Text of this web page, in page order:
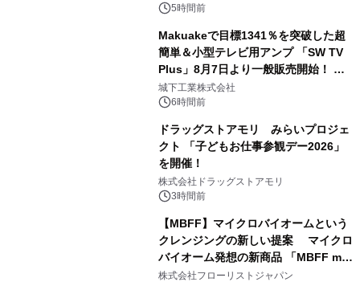
ルが8月7日(金)12時より先行予約受付
5時間前
Makuakeで目標1341％を突破した超
簡単＆小型テレビ用アンプ 「SW TV
Plus」8月7日より一般販売開始！ ケ
ーブル1本つなぐだけ、テレビの音が
ぐっと豊かに
城下工業株式会社
6時間前
ドラッグストアモリ みらいプロジェ
クト 「子どもお仕事参観デー2026」
を開催！
株式会社ドラッグストアモリ
3時間前
【MBFF】マイクロバイオームという
クレンジングの新しい提案 マイクロ
バイオーム発想の新商品 「MBFF mb
クレンジングPRO」を2026年8月6日
株式会社フローリストジャパン